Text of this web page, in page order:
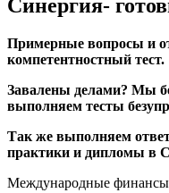
Синергия-
Примерные вопросы и
компетентностный тест.
Завалены делами? Мы
выполняем тесты
Так же выполняем
практики и дипломы
Международные